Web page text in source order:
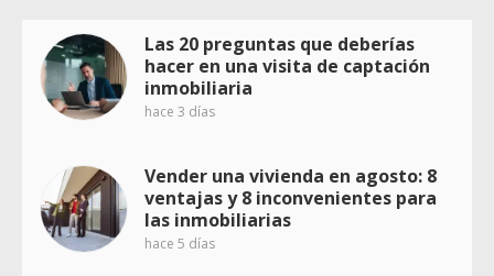
Las 20 preguntas que deberías
hacer en una visita de captación
inmobiliaria
hace 3 días
Vender una vivienda en agosto: 8
ventajas y 8 inconvenientes para
las inmobiliarias
hace 5 días